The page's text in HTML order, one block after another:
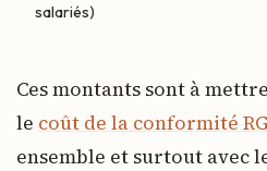
salariés)
Ces montants sont à
le coût de la conformité
ensemble et surtout avec